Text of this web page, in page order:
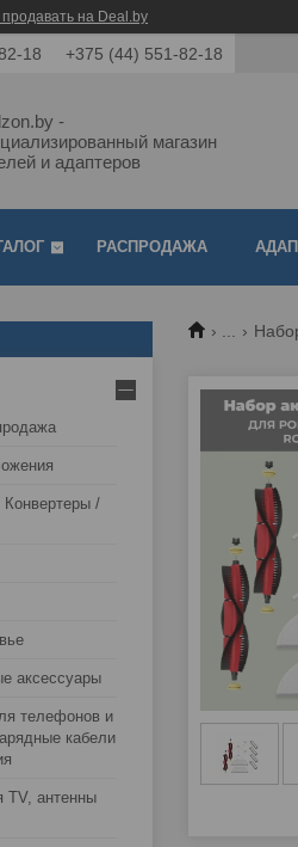
продавать на Deal.by
18 +375 (44) 551-82-18
-
магазин
и адаптеров
РАСПРОДАЖА
...
Конвертеры /
аксессуары
телефонов и
кабели
TV, антенны